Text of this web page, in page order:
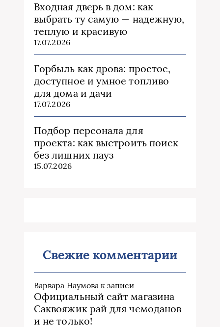
Входная дверь в дом: как
выбрать ту самую — надежную,
теплую и красивую
17.07.2026
Горбыль как дрова: простое,
доступное и умное топливо
для дома и дачи
17.07.2026
Подбор персонала для
проекта: как выстроить поиск
без лишних пауз
15.07.2026
Свежие комментарии
Варвара Наумова к записи
Официальный сайт магазина
Саквояжик рай для чемоданов
и не только!